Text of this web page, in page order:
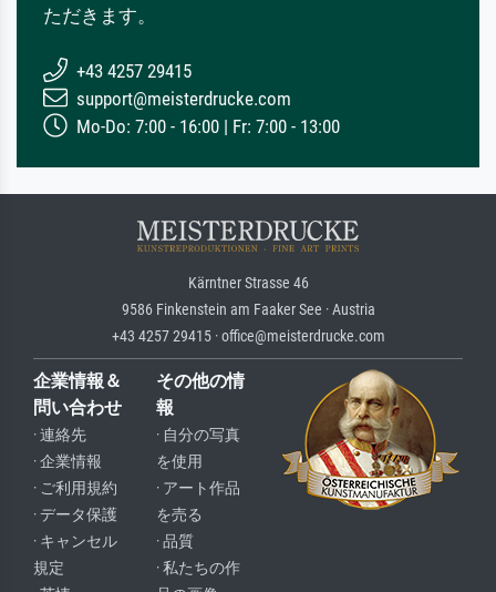
ただきます。
+43 4257 29415
support@meisterdrucke.com
Mo-Do: 7:00 - 16:00 | Fr: 7:00 - 13:00
Kärntner Strasse 46
9586 Finkenstein am Faaker See · Austria
+43 4257 29415 · office@meisterdrucke.com
企業情報＆
問い合わせ
· 連絡先
· 企業情報
· ご利用規約
· データ保護
· キャンセル
規定
その他の情
報
· 自分の写真
を使用
· アート作品
を売る
· 品質
· 私たちの作